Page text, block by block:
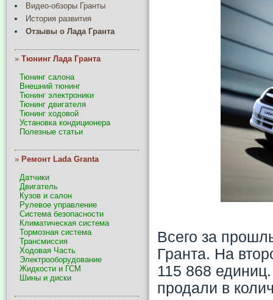
Видео-обзоры Гранты
История развития
Отзывы о Лада Гранта
» Тюнинг Лада Гранта
Тюнинг салона
Внешний тюнинг
Тюнинг электроники
Тюнинг двигателя
Тюнинг ходовой
Установка кондиционера
Полезные статьи
» Ремонт Lada Granta
Датчики
Двигатель
Кузов и салон
Рулевое управление
Система безопасности
Климатическая система
Тормозная система
Трансмиссия
Ходовая Часть
Электрооборудование
Жидкости и ГСМ
Шины и диски
Всего за
Гранта. На
115 868
продали в